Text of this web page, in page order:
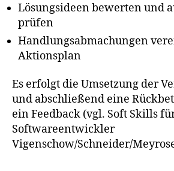
Lösungsideen bewerten und
prüfen
Handlungsabmachungen
Aktionsplan
Es erfolgt die Umsetzung der
und abschließend eine
ein Feedback (vgl. Soft Skills
Softwareentwickler
Vigenschow/Schneider/